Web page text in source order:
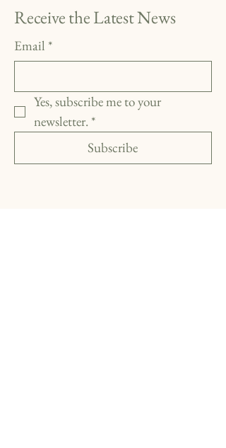
Receive the Latest News
Email *
Yes, subscribe me to your
newsletter. *
Subscribe